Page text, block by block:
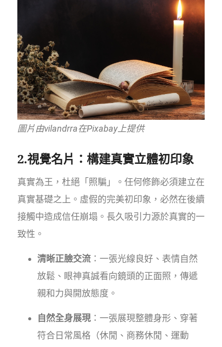
圖片由vilandrra在Pixabay上提供
2.視覺名片：構建真實立體初印象
真實為王，杜絕「照騙」。任何修飾必須建立在
真實基礎之上。虛假的完美初印象，必然在後續
接觸中造成信任崩塌。長久吸引力源於真實的一
致性。
清晰正臉交流 ：一張光線良好、表情自然
放鬆、眼神真誠看向鏡頭的正面照，傳遞
親和力與開放態度。
自然全身展現：一張展現整體身形、穿著
符合日常風格（休閒、商務休閒、運動